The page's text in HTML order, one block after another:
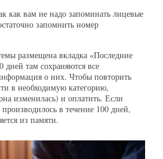
как вам не надо запоминать лицевые
запомнить номер
размещена вкладка «Последние
дней там сохраняются все
о них. Чтобы повторить
в необходимую категорию,
изменилась) и оплатить. Если
в течение 100 дней,
из памяти.